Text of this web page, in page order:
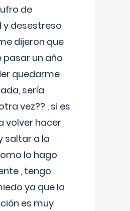
de
y desestreso
dijeron que
pasar un año
quedarme
sería
vez?? , si es
volver hacer
saltar a la
lo hago
, tengo
ya que la
es muy